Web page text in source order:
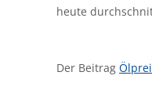
heute
Der Beitrag